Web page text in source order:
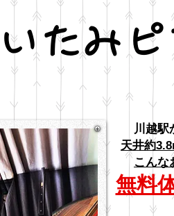
いたみ
川越駅
天井約
こんな
無料